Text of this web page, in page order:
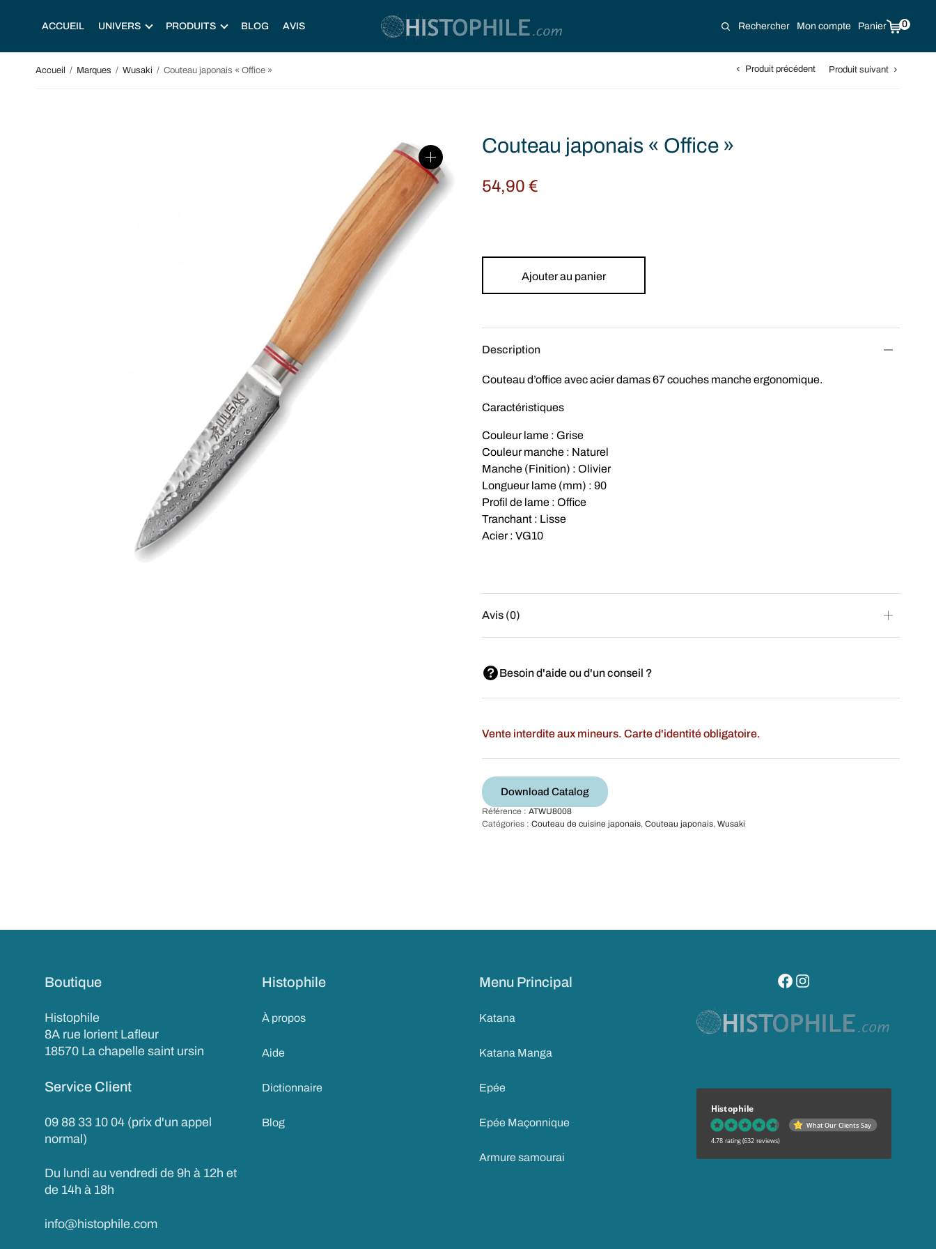
ACCUEIL UNIVERS PRODUITS BLOG AVIS Rechercher Mon compte Panier 0
Accueil / Marques / Wusaki / Couteau japonais « Office » Produit précédent Produit suivant
Couteau japonais « Office »
54,90€
Ajouter au panier
Description
Couteau d’office avec acier damas 67 couches manche ergonomique.
Caractéristiques
Couleur lame : Grise
Couleur manche : Naturel
Manche (Finition) : Olivier
Longueur lame (mm) : 90
Profil de lame : Office
Tranchant : Lisse
Acier : VG10
Avis (0)
Besoin d'aide ou d'un conseil ?
Vente interdite aux mineurs. Carte d'identité obligatoire.
Download Catalog
Référence : ATWU8008
Catégories : Couteau de cuisine japonais, Couteau japonais, Wusaki
Boutique
Histophile
8A rue lorient Lafleur
18570 La chapelle saint ursin
Service Client
09 88 33 10 04 (prix d'un appel
normal)
Du lundi au vendredi de 9h à 12h et
de 14h à 18h
info@histophile.com
Histophile
À propos
Aide
Dictionnaire
Blog
Menu Principal
Katana
Katana Manga
Epée
Epée Maçonnique
Armure samourai
visitez notre page facebook
suivez notre compte
Histophile
What Our Clients Say
4.78 rating (632 reviews)